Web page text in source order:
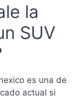
la
SUV
es una de
actual si